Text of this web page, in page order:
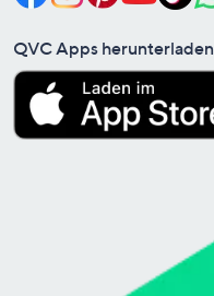
QVC Apps herunterladen